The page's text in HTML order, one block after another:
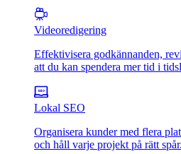
Videoredigering
Effektivisera godkännanden,
att du kan spendera mer tid i
Lokal SEO
Organisera kunder med flera
och håll varje projekt på rätt spår.